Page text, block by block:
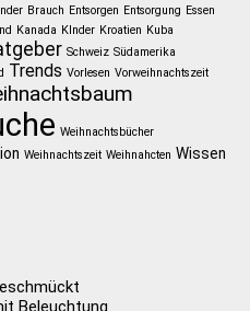
Brauch Entsorgen Entsorgung Essen
Kanada KInder Kroatien Kuba
Schweiz Südamerika
Trends Vorlesen Vorweihnachtszeit
Weihnachtsbücher
Weihnachtszeit Weihnahcten Wissen
Beleuchtung